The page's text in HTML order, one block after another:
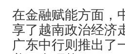
在金融赋能方面，
享了越南政治经济
广东中行则推出了